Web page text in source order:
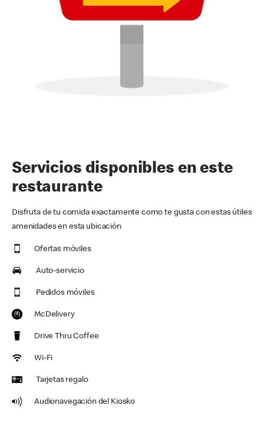
Servicios disponibles en este
restaurante
Disfruta de tu comida exactamente como te gusta con estas útiles
amenidades en esta ubicación
Ofertas móviles
Auto-servicio
Pedidos móviles
McDelivery
Drive Thru Coffee
Wi-Fi
Tarjetas regalo
Audionavegación del Kiosko